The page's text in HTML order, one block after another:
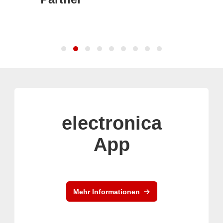
electronica
App
Mehr Informationen